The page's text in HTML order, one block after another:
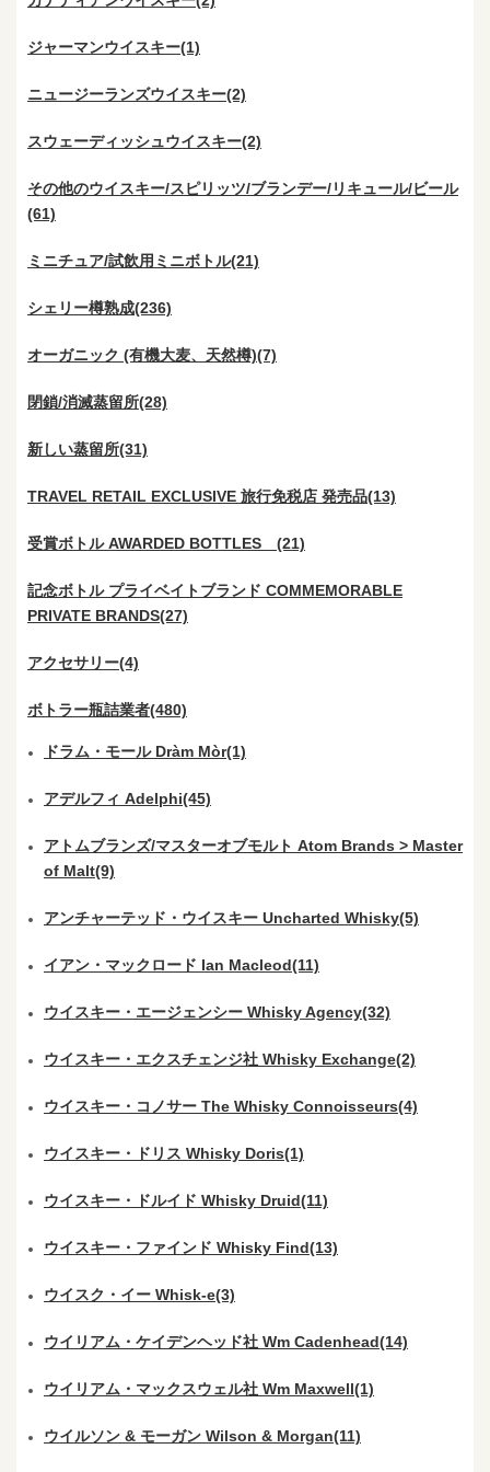
ジャーマンウイスキー(1)
ニュージーランズウイスキー(2)
スウェーディッシュウイスキー(2)
その他のウイスキー/スピリッツ/ブランデー/リキュール/ビール
(61)
ミニチュア/試飲用ミニボトル(21)
シェリー樽熟成(236)
オーガニック (有機大麦、天然樽)(7)
閉鎖/消滅蒸留所(28)
新しい蒸留所(31)
TRAVEL RETAIL EXCLUSIVE 旅行免税店 発売品(13)
受賞ボトル AWARDED BOTTLES (21)
記念ボトル プライベイトブランド COMMEMORABLE
PRIVATE BRANDS(27)
アクセサリー(4)
ボトラー瓶詰業者(480)
ドラム・モール Dràm Mòr(1)
アデルフィ Adelphi(45)
アトムブランズ/マスターオブモルト Atom Brands > Master
of Malt(9)
アンチャーテッド・ウイスキー Uncharted Whisky(5)
イアン・マックロード Ian Macleod(11)
ウイスキー・エージェンシー Whisky Agency(32)
ウイスキー・エクスチェンジ社 Whisky Exchange(2)
ウイスキー・コノサー The Whisky Connoisseurs(4)
ウイスキー・ドリス Whisky Doris(1)
ウイスキー・ドルイド Whisky Druid(11)
ウイスキー・ファインド Whisky Find(13)
ウイスク・イー Whisk-e(3)
ウイリアム・ケイデンヘッド社 Wm Cadenhead(14)
ウイリアム・マックスウェル社 Wm Maxwell(1)
ウイルソン & モーガン Wilson & Morgan(11)